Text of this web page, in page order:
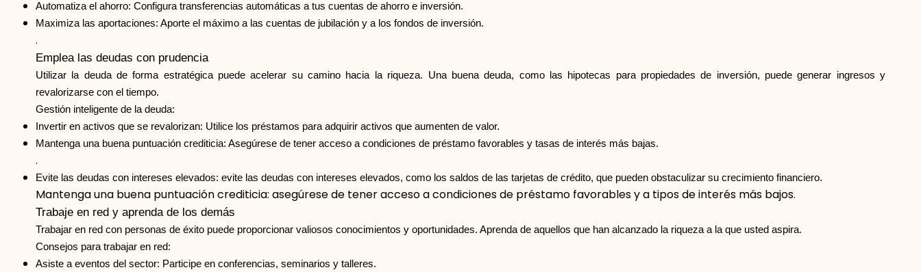
Automatiza el ahorro: Configura transferencias automáticas a tus cuentas de ahorro e inversión.
Maximiza las aportaciones: Aporte el máximo a las cuentas de jubilación y a los fondos de inversión.
.
Emplea las deudas con prudencia
Utilizar la deuda de forma estratégica puede acelerar su camino hacia la riqueza. Una buena deuda, como las hipotecas para propiedades de inversión, puede generar ingresos y
revalorizarse con el tiempo.
Gestión inteligente de la deuda:
Invertir en activos que se revalorizan: Utilice los préstamos para adquirir activos que aumenten de valor.
Mantenga una buena puntuación crediticia: Asegúrese de tener acceso a condiciones de préstamo favorables y tasas de interés más bajas.
.
Evite las deudas con intereses elevados: evite las deudas con intereses elevados, como los saldos de las tarjetas de crédito, que pueden obstaculizar su crecimiento financiero.
Mantenga una buena puntuación crediticia: asegúrese de tener acceso a condiciones de préstamo favorables y a tipos de interés más bajos.
Trabaje en red y aprenda de los demás
Trabajar en red con personas de éxito puede proporcionar valiosos conocimientos y oportunidades. Aprenda de aquellos que han alcanzado la riqueza a la que usted aspira.
Consejos para trabajar en red:
Asiste a eventos del sector: Participe en conferencias, seminarios y talleres.